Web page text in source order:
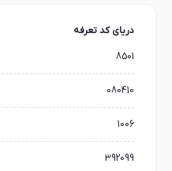
دریای کد تعرفه
8501
080410
1006
392099